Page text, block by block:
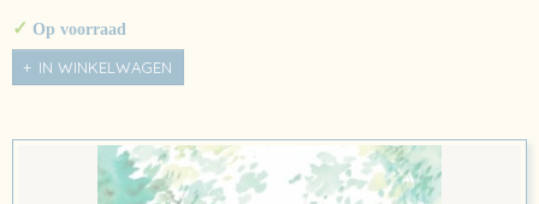
✓ Op voorraad
IN WINKELWAGEN